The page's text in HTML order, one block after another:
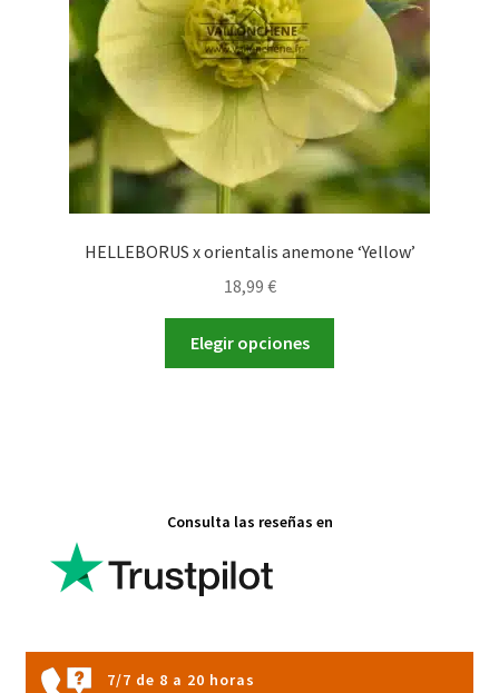
HELLEBORUS x orientalis anemone ‘Yellow’
18,99 €
Elegir opciones
Consulta las reseñas en
7/7 de 8 a 20 horas